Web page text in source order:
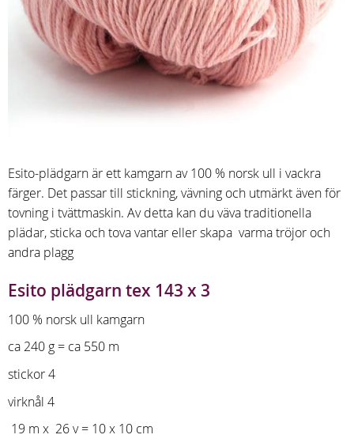
Esito-plädgarn är ett kamgarn av 100 % norsk ull i vackra
färger. Det passar till stickning, vävning och utmärkt även för
tovning i tvättmaskin. Av detta kan du väva traditionella
plädar, sticka och tova vantar eller skapa varma tröjor och
andra plagg
Esito plädgarn tex 143 x 3
100 % norsk ull kamgarn
ca 240 g = ca 550 m
stickor 4
virknål 4
19 m x 26 v = 10 x 10 cm